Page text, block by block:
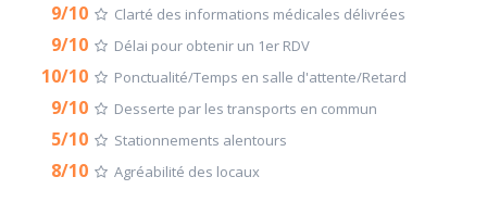
9/10 Clarté des informations médicales délivrées
9/10 Délai pour obtenir un 1er RDV
10/10 Ponctualité/Temps en salle d'attente/Retard
9/10 Desserte par les transports en commun
5/10 Stationnements alentours
8/10 Agréabilité des locaux